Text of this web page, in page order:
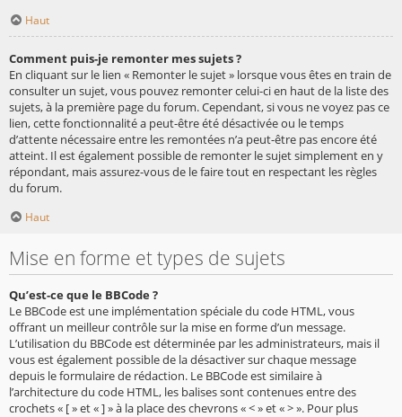
Haut
Comment puis-je remonter mes sujets ?
En cliquant sur le lien « Remonter le sujet » lorsque vous êtes en train de
consulter un sujet, vous pouvez remonter celui-ci en haut de la liste des
sujets, à la première page du forum. Cependant, si vous ne voyez pas ce
lien, cette fonctionnalité a peut-être été désactivée ou le temps
d’attente nécessaire entre les remontées n’a peut-être pas encore été
atteint. Il est également possible de remonter le sujet simplement en y
répondant, mais assurez-vous de le faire tout en respectant les règles
du forum.
Haut
Mise en forme et types de sujets
Qu’est-ce que le BBCode ?
Le BBCode est une implémentation spéciale du code HTML, vous
offrant un meilleur contrôle sur la mise en forme d’un message.
L’utilisation du BBCode est déterminée par les administrateurs, mais il
vous est également possible de la désactiver sur chaque message
depuis le formulaire de rédaction. Le BBCode est similaire à
l’architecture du code HTML, les balises sont contenues entre des
crochets « [ » et « ] » à la place des chevrons « < » et « > ». Pour plus